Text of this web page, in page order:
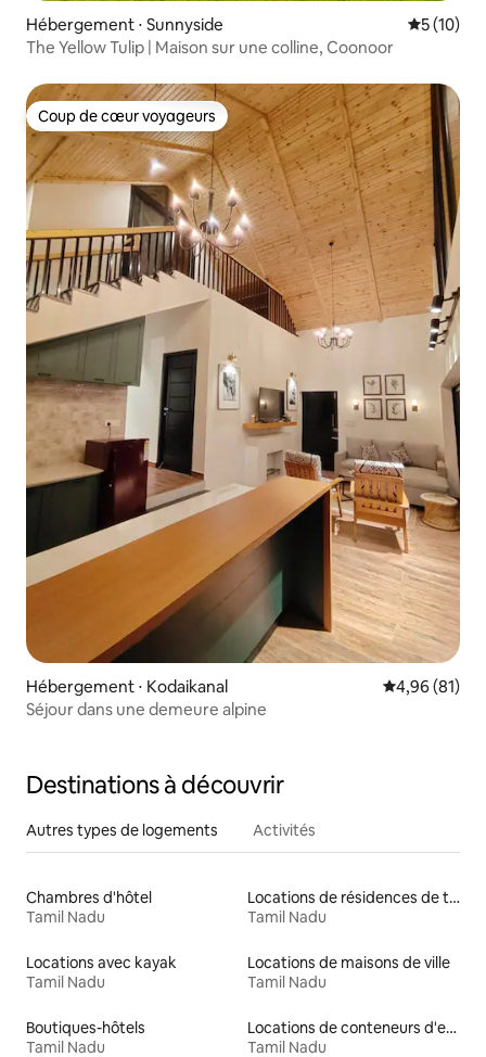
Hébergement ⋅ Sunnyside
5 (10)
The Yellow Tulip | Maison sur une colline, Coonoor
Coup de cœur voyageurs
Coup de cœur voyageurs
Hébergement ⋅ Kodaikanal Évaluation
4,96 (81)
Séjour dans une demeure alpine
Destinations à découvrir
Autres types de logements Activités
Chambres d'hôtel
Tamil Nadu
Locations de résidences de tourisme
Tamil Nadu
Locations avec kayak
Tamil Nadu
Locations de maisons de ville
Tamil Nadu
Boutiques-hôtels
Tamil Nadu
Locations de conteneurs d'expédition
Tamil Nadu